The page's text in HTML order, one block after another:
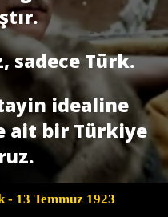
sadece Türk.
idealine
ait bir Türkiye
- 13 Temmuz 1923